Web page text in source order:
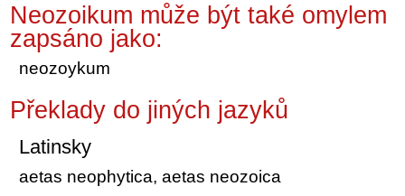
Neozoikum může být také omylem
zapsáno jako:
neozoykum
Překlady do jiných jazyků
Latinsky
aetas neophytica, aetas neozoica